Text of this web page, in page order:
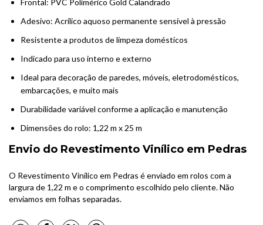
Frontal: PVC Polimérico Gold Calandrado
Adesivo: Acrílico aquoso permanente sensível à pressão
Resistente a produtos de limpeza domésticos
Indicado para uso interno e externo
Ideal para decoração de paredes, móveis, eletrodomésticos,
embarcações, e muito mais
Durabilidade variável conforme a aplicação e manutenção
Dimensões do rolo: 1,22 m x 25 m
Envio do Revestimento Vinílico em Pedras
O Revestimento Vinílico em Pedras é enviado em rolos com a
largura de 1,22 m e o comprimento escolhido pelo cliente. Não
enviamos em folhas separadas.